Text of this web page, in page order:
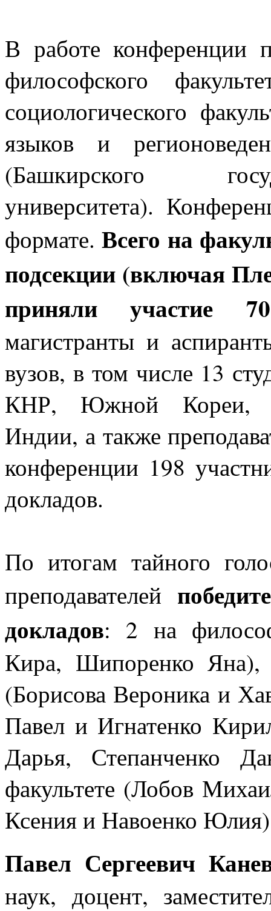
В работе конференции
философского
социологического
языков и
(Башкирского
университета).
формате.Всего на
подсекции (включая
приняли участие
магистранты и
вузов, в том числе 13
КНР, Южной Кореи,
Индии, а также
конференции 198
докладов.
По итогам тайного
преподавателей
докладов: 2 на
Кира, Шипоренко Яна),
(Борисова Вероника и
Павел и Игнатенко
Дарья, Степанченко
факультете (Лобов
Ксения и Навоенко
Павел Сергеевич
наук, доцент,